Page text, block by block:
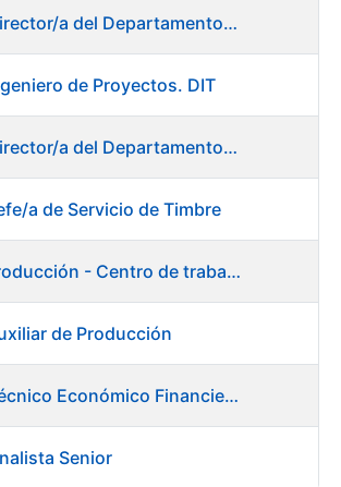
FC 04/24 - Director/a del Departamento de Innovación e Inteligencia Artificial
de Proyectos. DIT
FC 05/24 - Director/a del Departamento de Planificación, Logística y Almacenes
a de Servicio de Timbre
Auxiliar de producción - Centro de trabajo de Burgos
de Producción
OE 02/24 - Técnico Económico Financiero
Senior